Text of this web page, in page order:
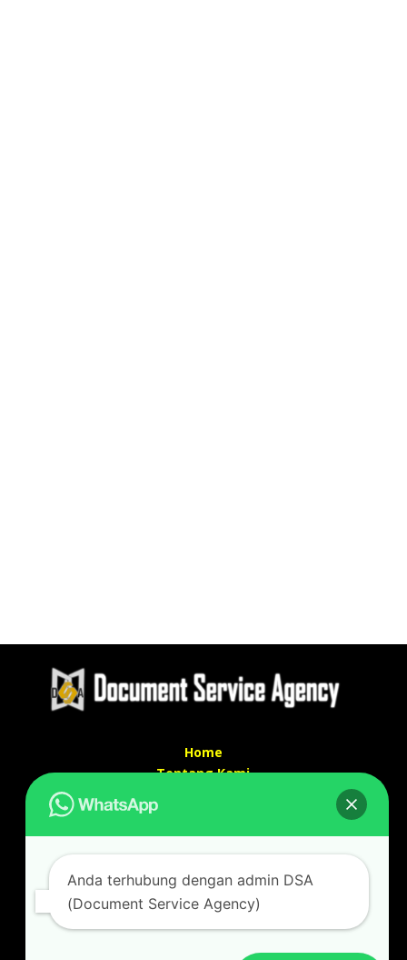
Home
Tentang Kami
Kontak kami
Alamat kantor :
Jl Swadaya Pam No 6 Rt 006 Rw 007 Jatinegara,
Cakung, Jakarta Timur 13930
Anda terhubung dengan admin DSA
(Document Service Agency)